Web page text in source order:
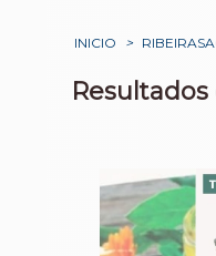
INICIO >